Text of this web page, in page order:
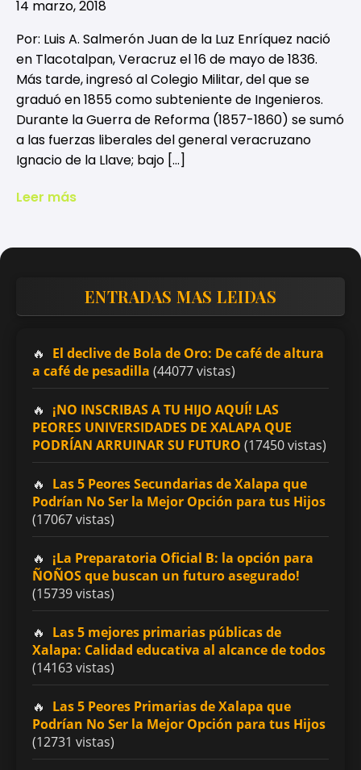
14 marzo, 2018
Por: Luis A. Salmerón Juan de la Luz Enríquez nació
en Tlacotalpan, Veracruz el 16 de mayo de 1836.
Más tarde, ingresó al Colegio Militar, del que se
graduó en 1855 como subteniente de Ingenieros.
Durante la Guerra de Reforma (1857-1860) se sumó
a las fuerzas liberales del general veracruzano
Ignacio de la Llave; bajo […]
Leer más
ENTRADAS MAS LEIDAS
El declive de Bola de Oro: De café de altura
a café de pesadilla (44077 vistas)
¡NO INSCRIBAS A TU HIJO AQUÍ! LAS
PEORES UNIVERSIDADES DE XALAPA QUE
PODRÍAN ARRUINAR SU FUTURO (17450 vistas)
Las 5 Peores Secundarias de Xalapa que
Podrían No Ser la Mejor Opción para tus Hijos
(17067 vistas)
¡La Preparatoria Oficial B: la opción para
ÑOÑOS que buscan un futuro asegurado!
(15739 vistas)
Las 5 mejores primarias públicas de
Xalapa: Calidad educativa al alcance de todos
(14163 vistas)
Las 5 Peores Primarias de Xalapa que
Podrían No Ser la Mejor Opción para tus Hijos
(12731 vistas)